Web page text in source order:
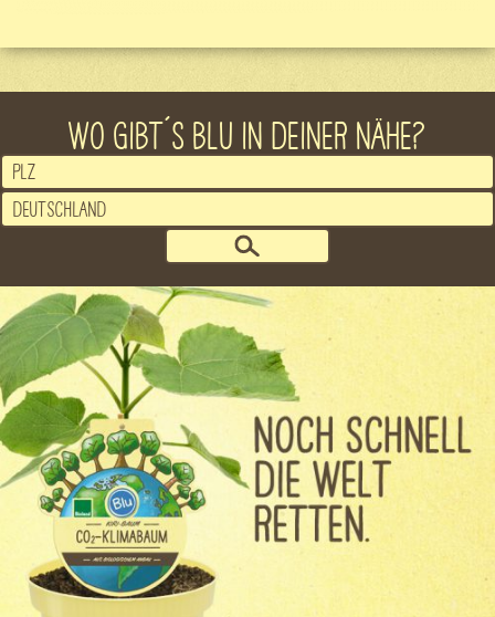
WO GIBT´S BLU IN DEINER NÄHE?